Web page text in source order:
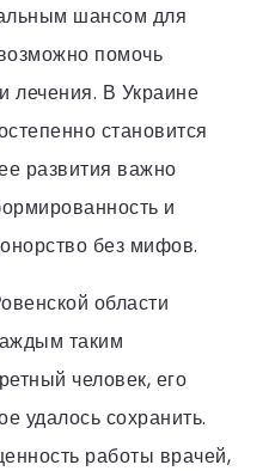
шансом для
помочь
лечения. В Украине
становится
развития важно
и
без мифов.
области
таким
человек, его
удалось сохранить.
работы врачей,